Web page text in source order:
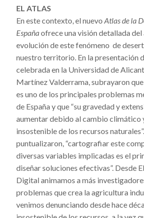
EL ATLAS
En este contexto, el nuevo Atlas de la
Españaofrece una visión detallada del
evolución de este fenómeno de
nuestro territorio. En la presentación
celebrada en la Universidad de
Martínez Valderrama, subrayaron
es uno de los principales problemas
de España y que “su gravedad y
aumentar debido al cambio climático
insostenible de los recursos
puntualizaron, “cartografiar este
diversas variables implicadas es el
diseñar soluciones efectivas”. Desde
Digital animamos a más
problemas que crea la agricultura
venimos denunciando desde hace